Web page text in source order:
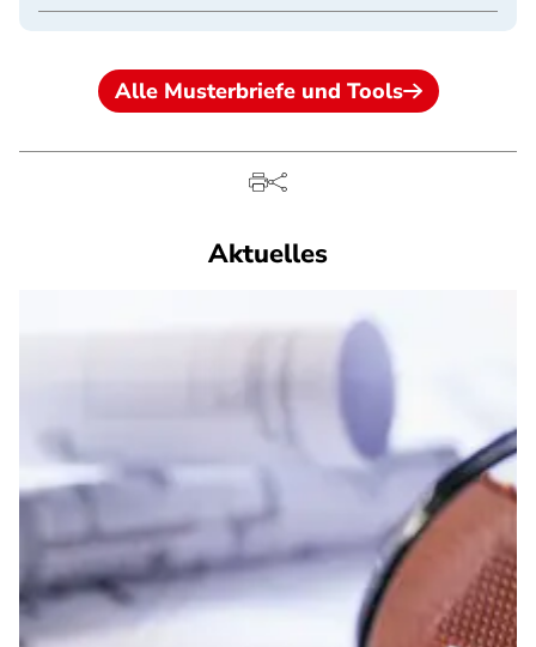
Alle Musterbriefe und Tools
Aktuelles